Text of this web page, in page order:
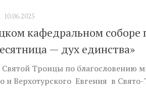
10.06.2025
кафедральном соборе
— дух единства»
Троицы по благословению
и Верхотурского Евгения в